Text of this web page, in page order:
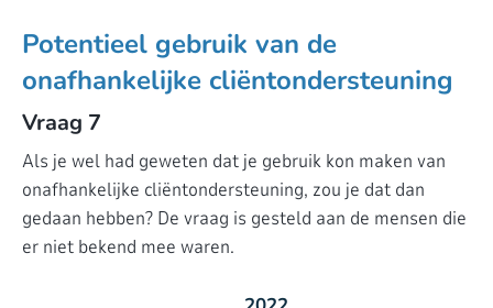
Potentieel gebruik van de
onafhankelijke cliëntondersteuning
Vraag 7
Als je wel had geweten dat je gebruik kon maken van
onafhankelijke cliëntondersteuning, zou je dat dan
gedaan hebben? De vraag is gesteld aan de mensen die
er niet bekend mee waren.